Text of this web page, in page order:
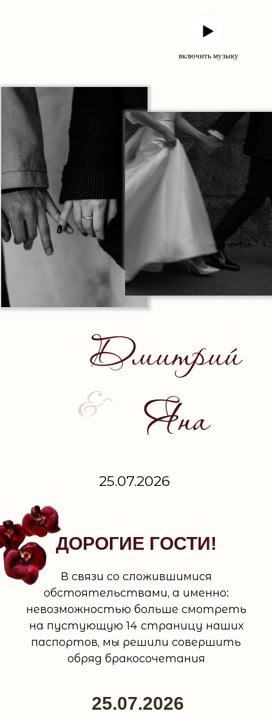
Дмитрий
Яна
&^
25.07.2026
включить музыку
25.07.2026
ДОРОГИЕ ГОСТИ!
В связи со сложившимися
обстоятельствами, а именно:
невозможностью больше смотреть
на пустующую 14 страницу наших
паспортов, мы решили совершить
обряд бракосочетания